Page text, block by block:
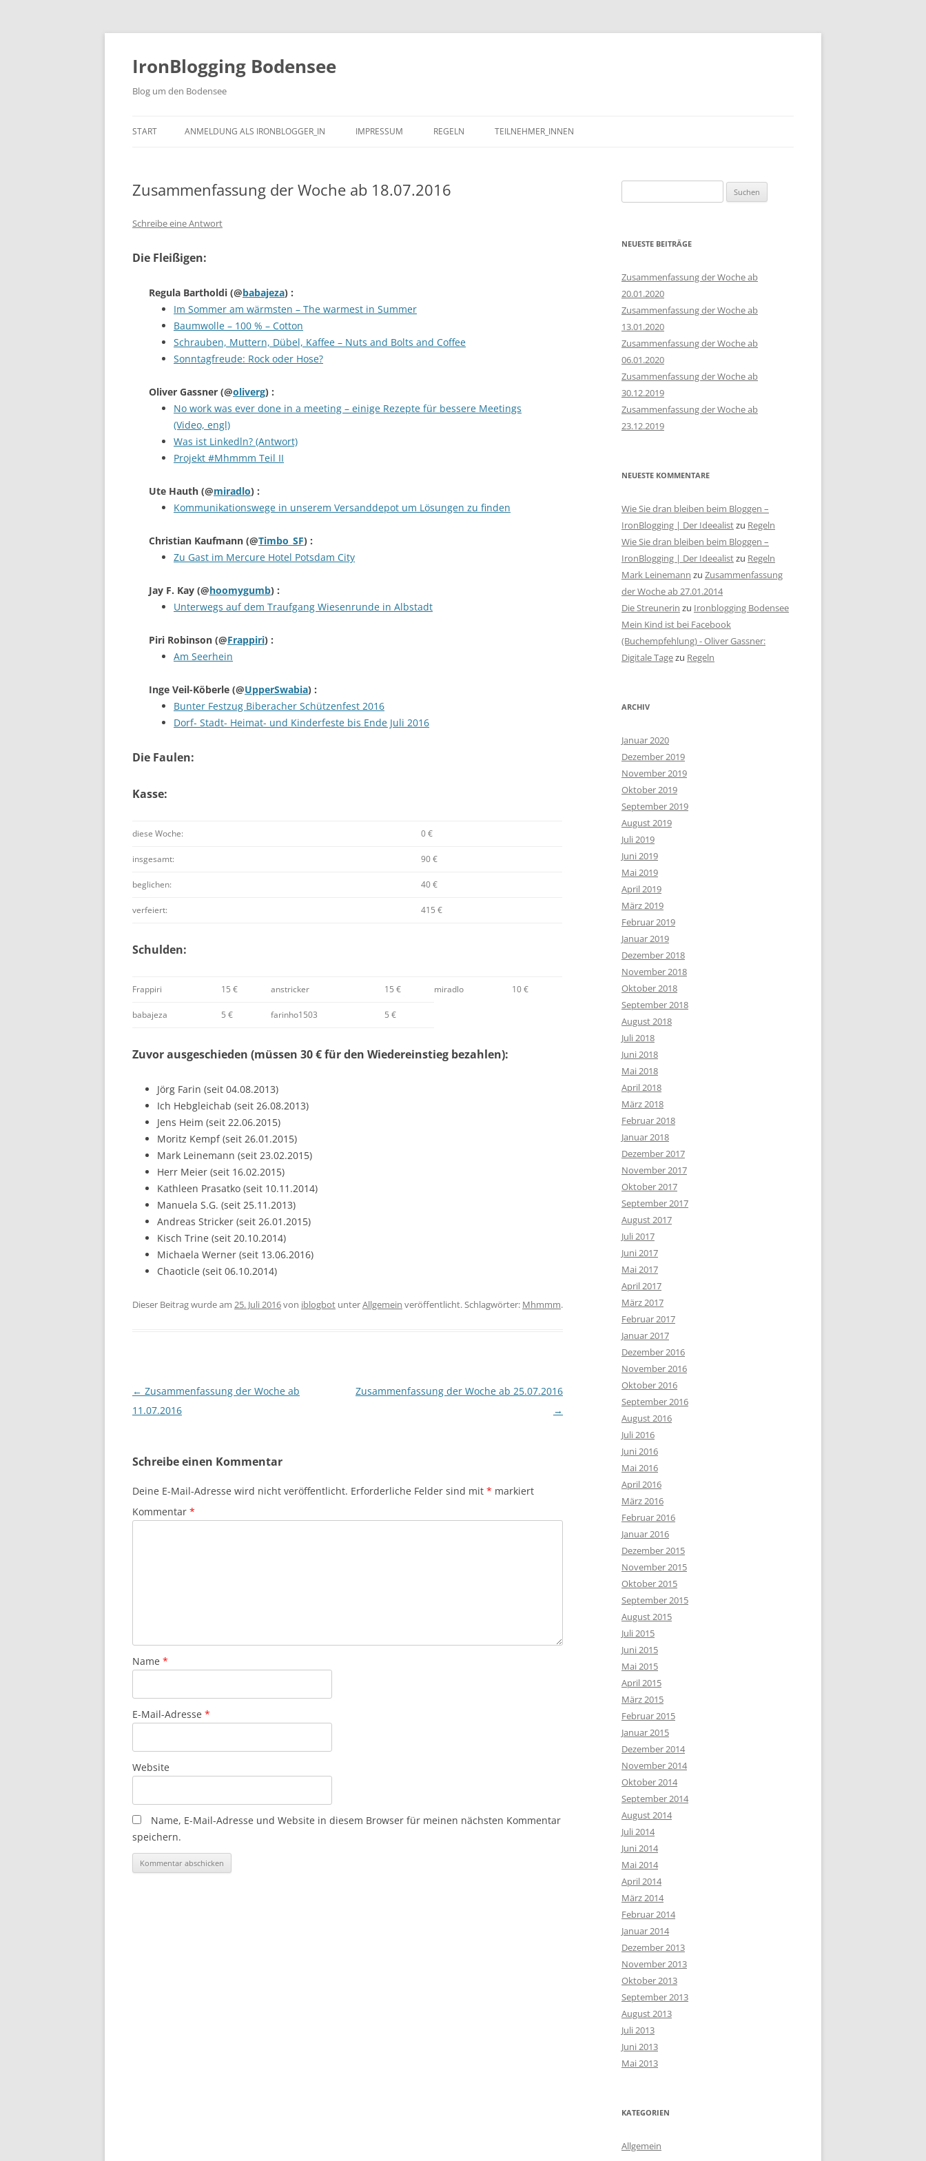
Zum
IronBlogging Bodensee
Blog um den Bodensee
START ANMELDUNG ALS IRONBLOGGER_IN IMPRESSUM REGELN TEILNEHMER_INNEN
Zusammenfassung der Woche ab 18.07.2016
Schreibe eine Antwort
Die Fleißigen:
Regula Bartholdi (@babajeza) :
Im Sommer am wärmsten – The warmest in Summer
Baumwolle – 100 % – Cotton
Schrauben, Muttern, Dübel, Kaffee – Nuts and Bolts and Coffee
Sonntagfreude: Rock oder Hose?
Oliver Gassner (@oliverg) :
No work was ever done in a meeting – einige Rezepte für bessere Meetings
(Video, engl)
Was ist Linkedln? (Antwort)
Projekt #Mhmmm Teil II
Ute Hauth (@miradlo) :
Kommunikationswege in unserem Versanddepot um Lösungen zu finden
Christian Kaufmann (@Timbo_SF) :
Zu Gast im Mercure Hotel Potsdam City
Jay F. Kay (@hoomygumb) :
Unterwegs auf dem Traufgang Wiesenrunde in Albstadt
Piri Robinson (@Frappiri) :
Am Seerhein
Inge Veil-Köberle (@UpperSwabia) :
Bunter Festzug Biberacher Schützenfest 2016
Dorf- Stadt- Heimat- und Kinderfeste bis Ende Juli 2016
Die Faulen:
Kasse:
diese Woche: 0 €
insgesamt: 90 €
beglichen: 40 €
verfeiert: 415 €
Schulden:
Frappiri 15 € anstricker 15 € miradlo 10 €
babajeza 5 € farinho1503 5 €
Zuvor ausgeschieden (müssen 30 € für den Wiedereinstieg bezahlen):
Jörg Farin (seit 04.08.2013)
Ich Hebgleichab (seit 26.08.2013)
Jens Heim (seit 22.06.2015)
Moritz Kempf (seit 26.01.2015)
Mark Leinemann (seit 23.02.2015)
Herr Meier (seit 16.02.2015)
Kathleen Prasatko (seit 10.11.2014)
Manuela S.G. (seit 25.11.2013)
Andreas Stricker (seit 26.01.2015)
Kisch Trine (seit 20.10.2014)
Michaela Werner (seit 13.06.2016)
Chaoticle (seit 06.10.2014)
Dieser Beitrag wurde am 25. Juli 2016von iblogbot unterAllgemein veröffentlicht. Schlagwörter: Mhmmm.
Beitragsnavigation
← Zusammenfassung der Woche ab
11.07.2016
Zusammenfassung der Woche ab 25.07.2016
→
Schreibe einen Kommentar
Deine E-Mail-Adresse wird nicht veröffentlicht. Erforderliche Felder sind mit * markiert
Kommentar *
Name *
E-Mail-Adresse *
Website
Name, E-Mail-Adresse und Website in diesem Browser für meinen nächsten Kommentar
speichern.
nach:
NEUESTE BEITRÄGE
Zusammenfassung der Woche ab
20.01.2020
Zusammenfassung der Woche ab
13.01.2020
Zusammenfassung der Woche ab
06.01.2020
Zusammenfassung der Woche ab
30.12.2019
Zusammenfassung der Woche ab
23.12.2019
NEUESTE KOMMENTARE
Wie Sie dran bleiben beim Bloggen –
IronBlogging | Der Ideealistzu Regeln
Wie Sie dran bleiben beim Bloggen –
IronBlogging | Der Ideealistzu Regeln
Mark Leinemann zu Zusammenfassung
der Woche ab 27.01.2014
Die Streunerin zu Ironblogging Bodensee
Mein Kind ist bei Facebook
(Buchempfehlung) - Oliver Gassner:
Digitale Tagezu Regeln
ARCHIV
Januar 2020
Dezember 2019
November 2019
Oktober 2019
September 2019
August 2019
Juli 2019
Juni 2019
Mai 2019
April 2019
März 2019
Februar 2019
Januar 2019
Dezember 2018
November 2018
Oktober 2018
September 2018
August 2018
Juli 2018
Juni 2018
Mai 2018
April 2018
März 2018
Februar 2018
Januar 2018
Dezember 2017
November 2017
Oktober 2017
September 2017
August 2017
Juli 2017
Juni 2017
Mai 2017
April 2017
März 2017
Februar 2017
Januar 2017
Dezember 2016
November 2016
Oktober 2016
September 2016
August 2016
Juli 2016
Juni 2016
Mai 2016
April 2016
März 2016
Februar 2016
Januar 2016
Dezember 2015
November 2015
Oktober 2015
September 2015
August 2015
Juli 2015
Juni 2015
Mai 2015
April 2015
März 2015
Februar 2015
Januar 2015
Dezember 2014
November 2014
Oktober 2014
September 2014
August 2014
Juli 2014
Juni 2014
Mai 2014
April 2014
März 2014
Februar 2014
Januar 2014
Dezember 2013
November 2013
Oktober 2013
September 2013
August 2013
Juli 2013
Juni 2013
Mai 2013
KATEGORIEN
Allgemein